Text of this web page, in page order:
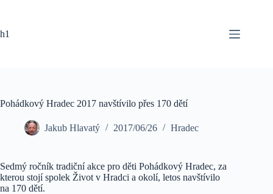
h1
Pohádkový Hradec 2017 navštívilo přes 170 dětí
Jakub Hlavatý 2017/06/26 Hradec
Sedmý ročník tradiční akce pro děti Pohádkový Hradec, za
kterou stojí spolek Život v Hradci a okolí, letos navštívilo
na 170 dětí.